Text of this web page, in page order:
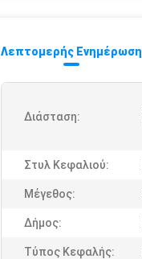
Λεπτομερής Ενημέρωση
Διάσταση:
Στυλ Κεφαλιού:
Μέγεθος:
Δήμος:
Τύπος Κεφαλής: